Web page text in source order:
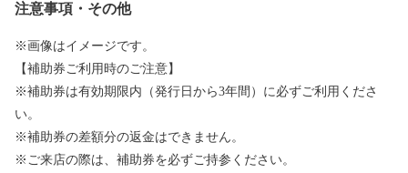
注意事項・その他
※画像はイメージです。
【補助券ご利用時のご注意】
※補助券は有効期限内（発行日から3年間）に必ずご利用くださ
い。
※補助券の差額分の返金はできません。
※ご来店の際は、補助券を必ずご持参ください。